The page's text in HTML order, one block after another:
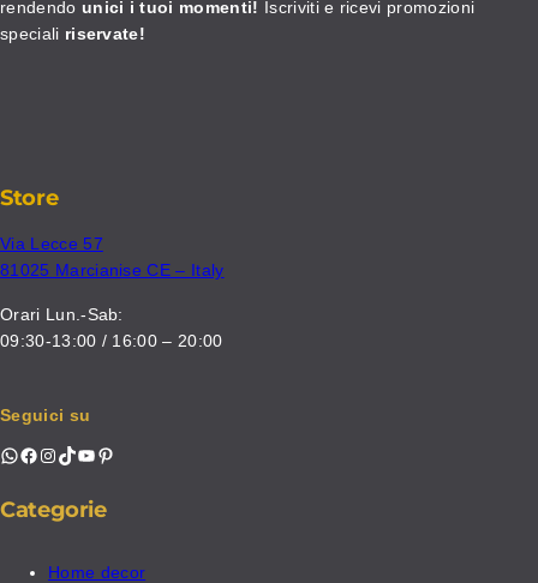
rendendo unici i tuoi momenti! Iscriviti e ricevi promozioni
speciali riservate!
Store
Via Lecce 57
81025 Marcianise CE – Italy
Orari Lun.-Sab:
09:30-13:00 / 16:00 – 20:00
Seguici su
WhatsApp Facebook Instagram TikTok YouTube Pinterest
Categorie
Home decor